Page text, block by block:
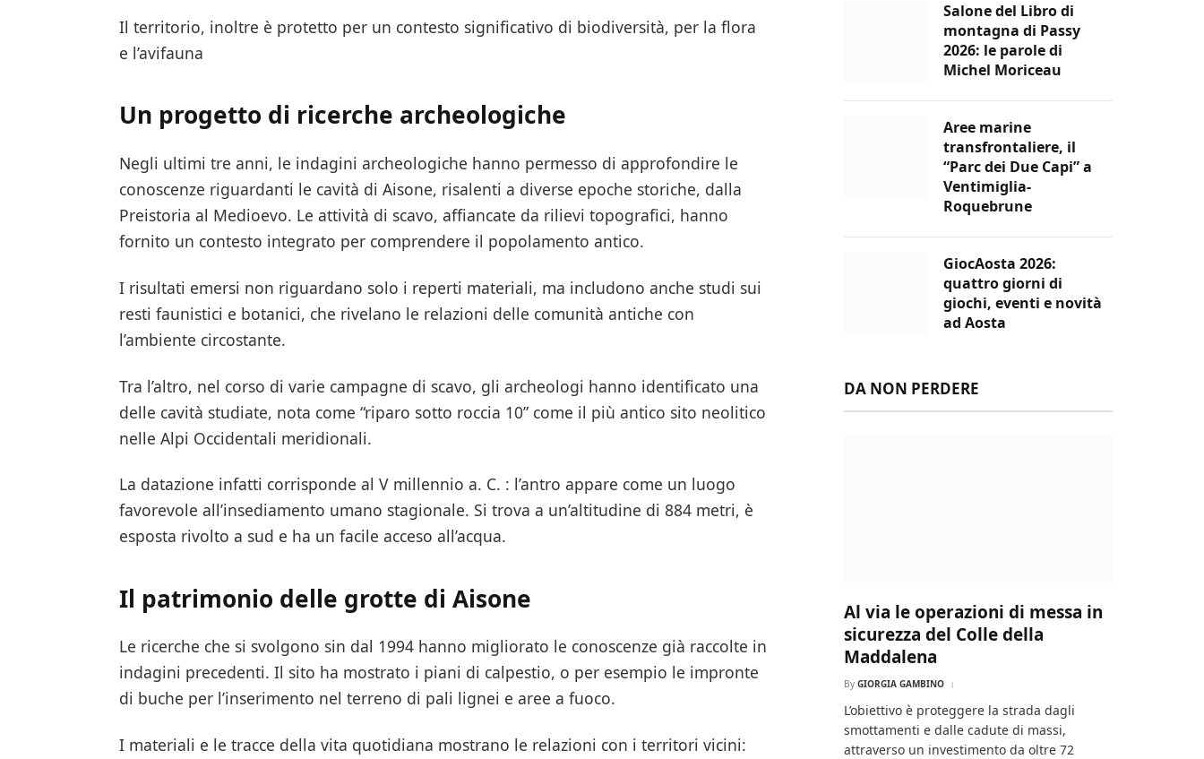
Il territorio, inoltre è protetto per un contesto significativo di biodiversità, per la flora
e l’avifauna
Un progetto di ricerche archeologiche
Negli ultimi tre anni, le indagini archeologiche hanno permesso di approfondire le
conoscenze riguardanti le cavità di Aisone, risalenti a diverse epoche storiche, dalla
Preistoria al Medioevo. Le attività di scavo, affiancate da rilievi topografici, hanno
fornito un contesto integrato per comprendere il popolamento antico.
I risultati emersi non riguardano solo i reperti materiali, ma includono anche studi sui
resti faunistici e botanici, che rivelano le relazioni delle comunità antiche con
l’ambiente circostante.
Tra l’altro, nel corso di varie campagne di scavo, gli archeologi hanno identificato una
delle cavità studiate, nota come “riparo sotto roccia 10” come il più antico sito neolitico
nelle Alpi Occidentali meridionali.
La datazione infatti corrisponde al V millennio a. C. : l’antro appare come un luogo
favorevole all’insediamento umano stagionale. Si trova a un’altitudine di 884 metri, è
esposta rivolto a sud e ha un facile acceso all’acqua.
Il patrimonio delle grotte di Aisone
Le ricerche che si svolgono sin dal 1994 hanno migliorato le conoscenze già raccolte in
indagini precedenti. Il sito ha mostrato i piani di calpestio, o per esempio le impronte
di buche per l’inserimento nel terreno di pali lignei e aree a fuoco.
I materiali e le tracce della vita quotidiana mostrano le relazioni con i territori vicini:
Salone del Libro di
montagna di Passy
2026: le parole di
Michel Moriceau
Aree marine
transfrontaliere, il
“Parc dei Due Capi” a
Ventimiglia-
Roquebrune
GiocAosta 2026:
quattro giorni di
giochi, eventi e novità
ad Aosta
DA NON PERDERE
Al via le operazioni di messa in
sicurezza del Colle della
Maddalena
By GIORGIA GAMBINO
L’obiettivo è proteggere la strada dagli
smottamenti e dalle cadute di massi,
attraverso un investimento da oltre 72